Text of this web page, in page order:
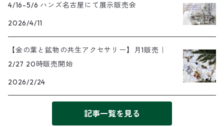
4/16-5/6 ハンズ名古屋にて展示販売会
2026/4/11
【金の葉と鉱物の共生アクセサリー】月1販売｜
2/27 20時販売開始
2026/2/24
記事一覧を見る